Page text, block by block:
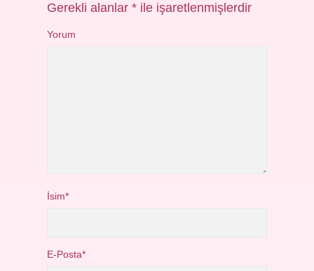
Gerekli alanlar* ile işaretlenmişlerdir
Yorum
İsim*
E-Posta*